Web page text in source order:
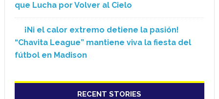
que Lucha por Volver al Cielo
¡Ni el calor extremo detiene la pasión!
“Chavita League” mantiene viva la fiesta del
fútbol en Madison
RECENT STORIES